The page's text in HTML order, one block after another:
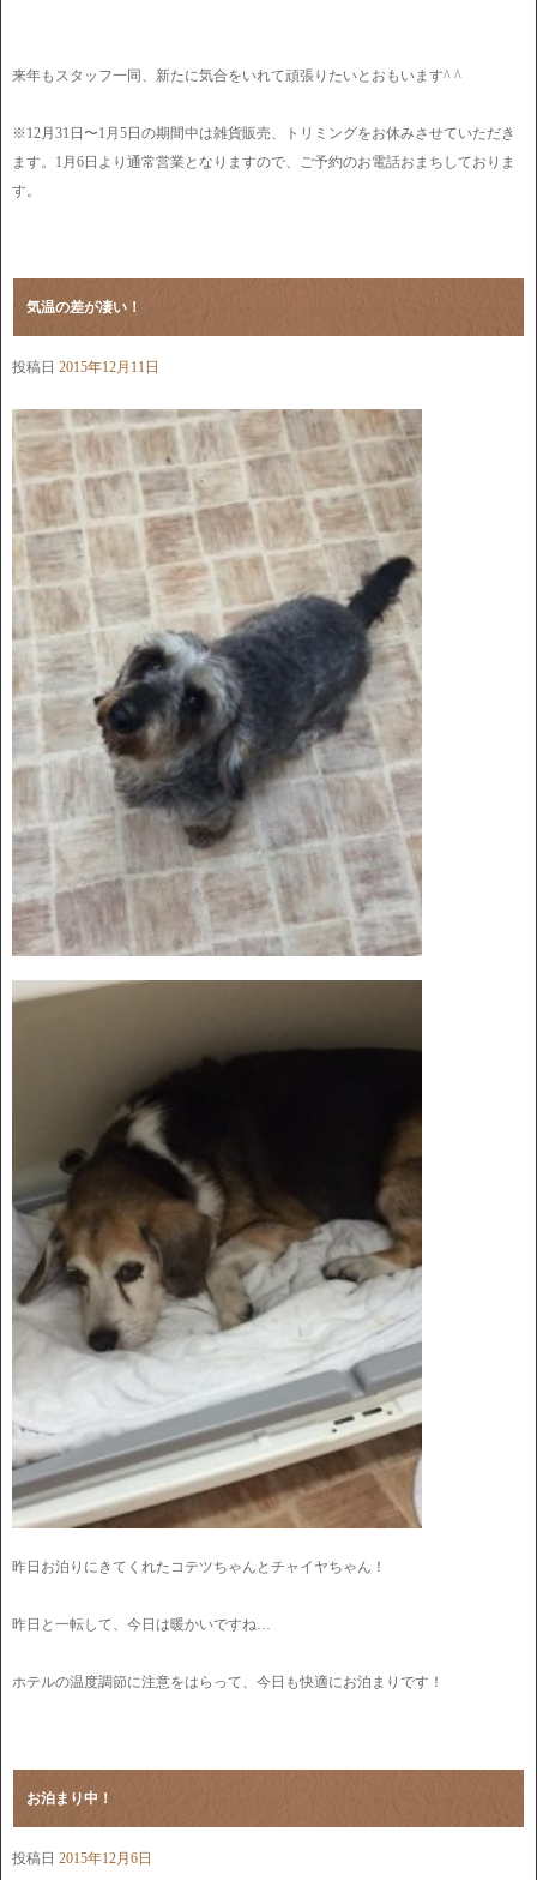
来年もスタッフ一同、新たに気合をいれて頑張りたいとおもいます^ ^
※12月31日〜1月5日の期間中は雑貨販売、トリミングをお休みさせていただき
ます。1月6日より通常営業となりますので、ご予約のお電話おまちしておりま
す。
気温の差が凄い！
投稿日 2015年12月11日
昨日お泊りにきてくれたコテツちゃんとチャイヤちゃん！
昨日と一転して、今日は暖かいですね…
ホテルの温度調節に注意をはらって、今日も快適にお泊まりです！
お泊まり中！
投稿日 2015年12月6日